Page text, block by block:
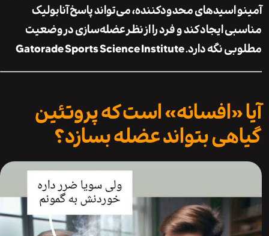
اسیدهای محدودکننده، می‌تواند پاسخ آنابولیک
ایجاد کند و فرد را از نظر عضله‌سازی در وضعیت
نگه دارد.Gatorade Sports Science Institute
«افسانه» است که پروتئین
بتواند عضله بسازد؟